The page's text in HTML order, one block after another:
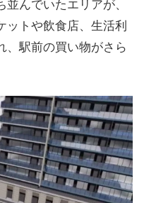
んでいたエリアが、
ットや飲食店、生活利
、駅前の買い物がさら